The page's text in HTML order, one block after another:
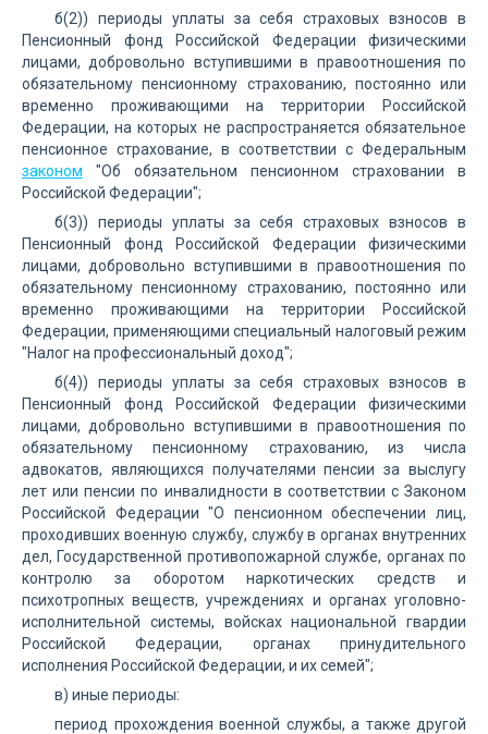
б(2)) периоды уплаты за себя страховых взносов в
Пенсионный фонд Российской Федерации физическими
лицами, добровольно вступившими в правоотношения по
обязательному пенсионному страхованию, постоянно или
временно проживающими на территории Российской
Федерации, на которых не распространяется обязательное
пенсионное страхование, в соответствии с Федеральным
законом "Об обязательном пенсионном страховании в
Российской Федерации";
б(3)) периоды уплаты за себя страховых взносов в
Пенсионный фонд Российской Федерации физическими
лицами, добровольно вступившими в правоотношения по
обязательному пенсионному страхованию, постоянно или
временно проживающими на территории Российской
Федерации, применяющими специальный налоговый режим
"Налог на профессиональный доход";
б(4)) периоды уплаты за себя страховых взносов в
Пенсионный фонд Российской Федерации физическими
лицами, добровольно вступившими в правоотношения по
обязательному пенсионному страхованию, из числа
адвокатов, являющихся получателями пенсии за выслугу
лет или пенсии по инвалидности в соответствии с Законом
Российской Федерации "О пенсионном обеспечении лиц,
проходивших военную службу, службу в органах внутренних
дел, Государственной противопожарной службе, органах по
контролю за оборотом наркотических средств и
психотропных веществ, учреждениях и органах уголовно-
исполнительной системы, войсках национальной гвардии
Российской Федерации, органах принудительного
исполнения Российской Федерации, и их семей";
в) иные периоды:
период прохождения военной службы, а также другой